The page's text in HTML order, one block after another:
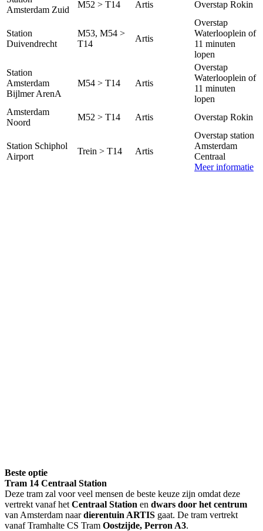
Amsterdam Zuid
M52 > T14 Artis Overstap Rokin
Station
Duivendrecht
M53, M54 >
T14
Artis
Overstap
Waterlooplein of
11 minuten
lopen
Station
Amsterdam
Bijlmer ArenA
M54 > T14 Artis
Overstap
Waterlooplein of
11 minuten
lopen
Amsterdam
Noord
M52 > T14 Artis Overstap Rokin
Station Schiphol
Airport
Trein > T14 Artis
Overstap station
Amsterdam
Centraal
Meer informatie
Beste optie
Tram 14 Centraal Station
Deze tram zal voor veel mensen de beste keuze zijn omdat deze
vertrekt vanaf het Centraal Station en dwars door het centrum
van Amsterdam naardierentuin ARTIS gaat. De tram vertrekt
vanaf Tramhalte CS Tram Oostzijde, Perron A3.